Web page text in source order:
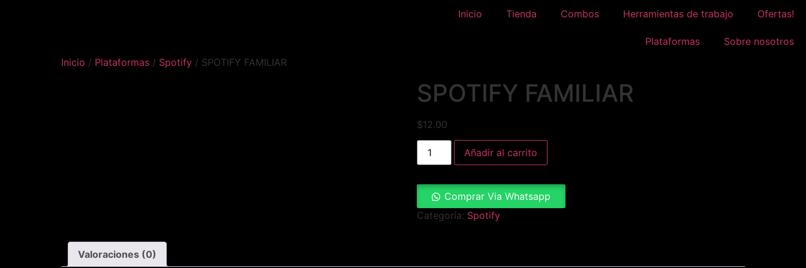
Inicio Tienda Combos Herramientas de trabajo Ofertas!
Plataformas
Sobre nosotros
Inicio / Plataformas / Spotify / SPOTIFY FAMILIAR
SPOTIFY FAMILIAR
$12.00
Añadir al carrito
Comprar Via Whatsapp
Categoría: Spotify
Valoraciones (0)